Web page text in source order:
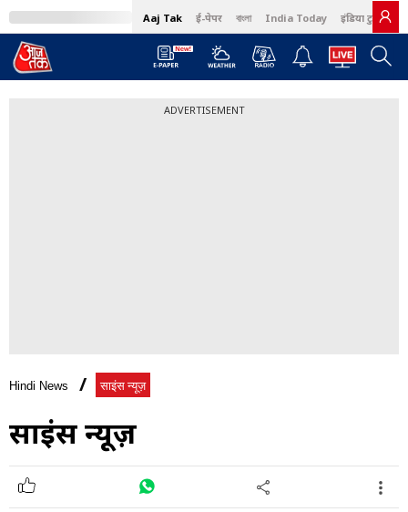
Aaj Tak ई-पेपर বাংলা India Today इंडिया टुडे हिंदी
ADVERTISEMENT
Hindi News साइंस न्यूज़
साइंस न्यूज़